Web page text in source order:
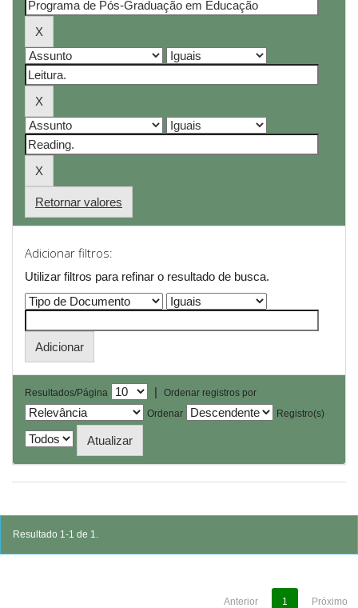
Retornar valores
Adicionar filtros:
Utilizar filtros para refinar o resultado de busca.
Resultados/Página |
Ordenar registros por
Ordenar
Registro(s)
Resultado 1-1 de 1.
Anterior 1 Próximo